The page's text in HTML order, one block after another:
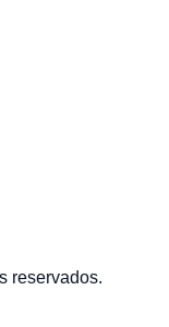
reservados.